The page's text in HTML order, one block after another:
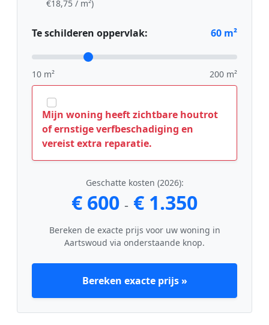
€18,75 / m²)
Te schilderen oppervlak: 60 m²
10 m² 200 m²
Mijn woning heeft zichtbare houtrot
of ernstige verfbeschadiging en
vereist extra reparatie.
Geschatte kosten (2026):
€ 600 - € 1.350
Bereken de exacte prijs voor uw woning in
Aartswoud via onderstaande knop.
Bereken exacte prijs »